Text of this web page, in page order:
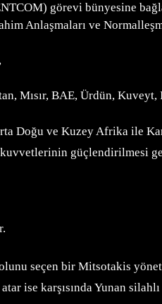
görevi bünyesine
Anlaşmaları ve
Mısır, BAE, Ürdün,
Doğu ve Kuzey Afrika ile
kuvvetlerinin güçlendirilmesi
seçen bir Mitsotakis
ise karşısında Yunan